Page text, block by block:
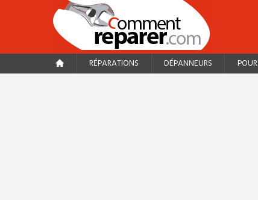
RÉPARATIONS DÉPANNEURS